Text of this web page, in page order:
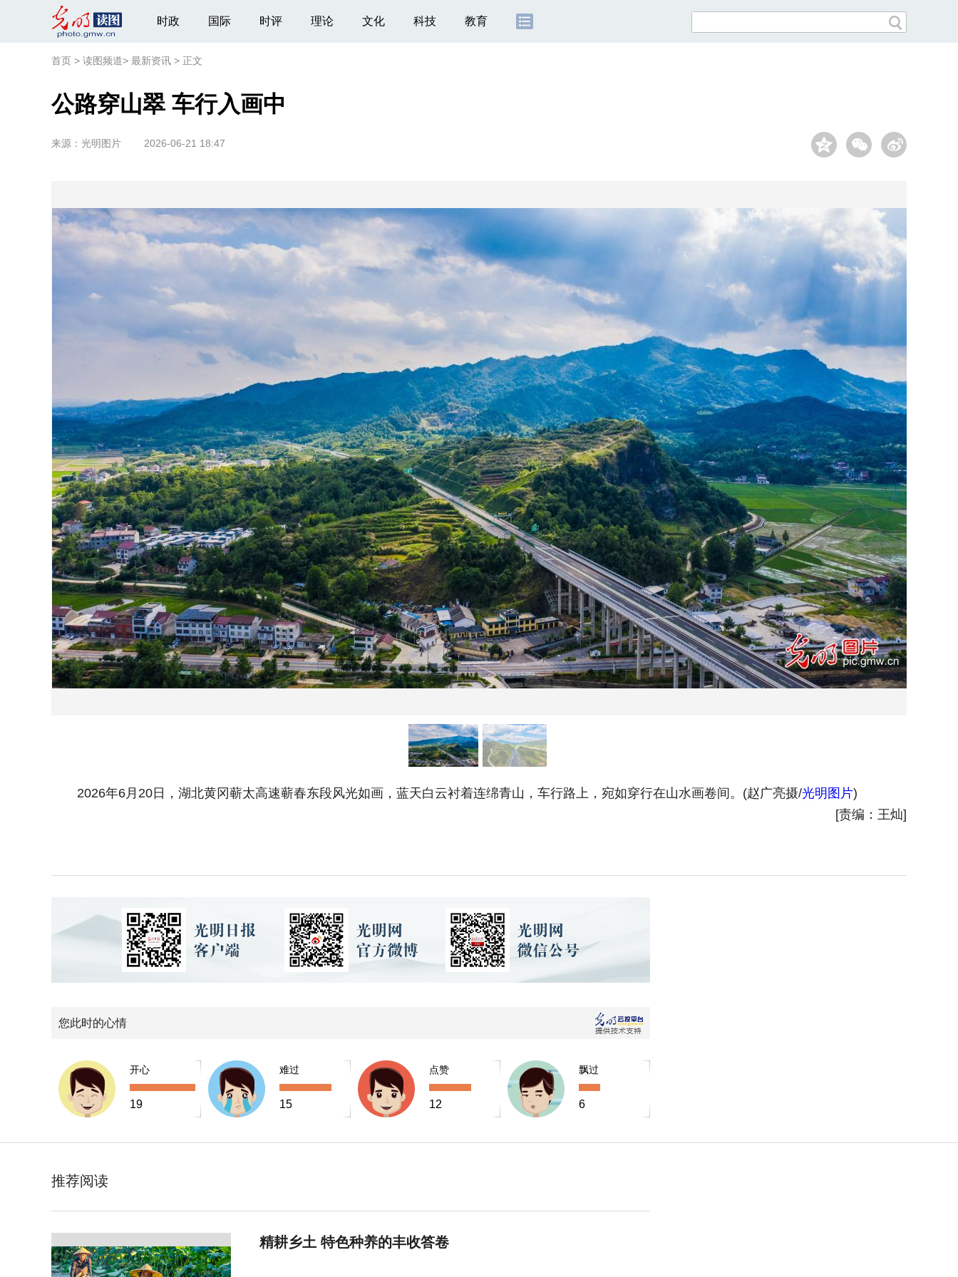
时政 国际 时评 理论 文化 科技 教育
首页 > 读图频道> 最新资讯 > 正文
公路穿山翠 车行入画中
来源： 光明图片 2026-06-21 18:47
2026年6月20日，湖北黄冈蕲太高速蕲春东段风光如画，蓝天白云衬着连绵青山，车行路上，宛如穿行在山水画卷间。(赵广亮摄/光明图片)
[责编：王灿]
您此时的心情
开心
19
难过
15
点赞
12
飘过
6
推荐阅读
精耕乡土 特色种养的丰收答卷